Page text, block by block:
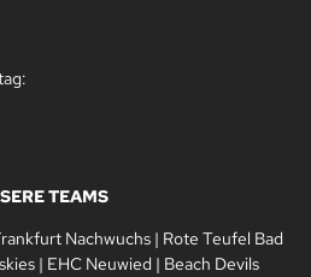
TEAMS
Nachwuchs | Rote Teufel Bad
| EHC Neuwied | Beach Devils